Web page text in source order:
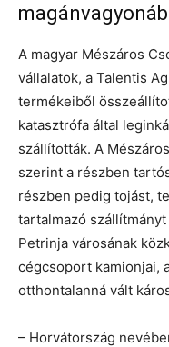
A magyar Mészáros
vállalatok, a Talentis
termékeiből
katasztrófa által
szállították. A
szerint a részben
részben pedig tojást,
tartalmazó
Petrinja városának
cégcsoport kamionjai,
otthontalanná vált
– Horvátország